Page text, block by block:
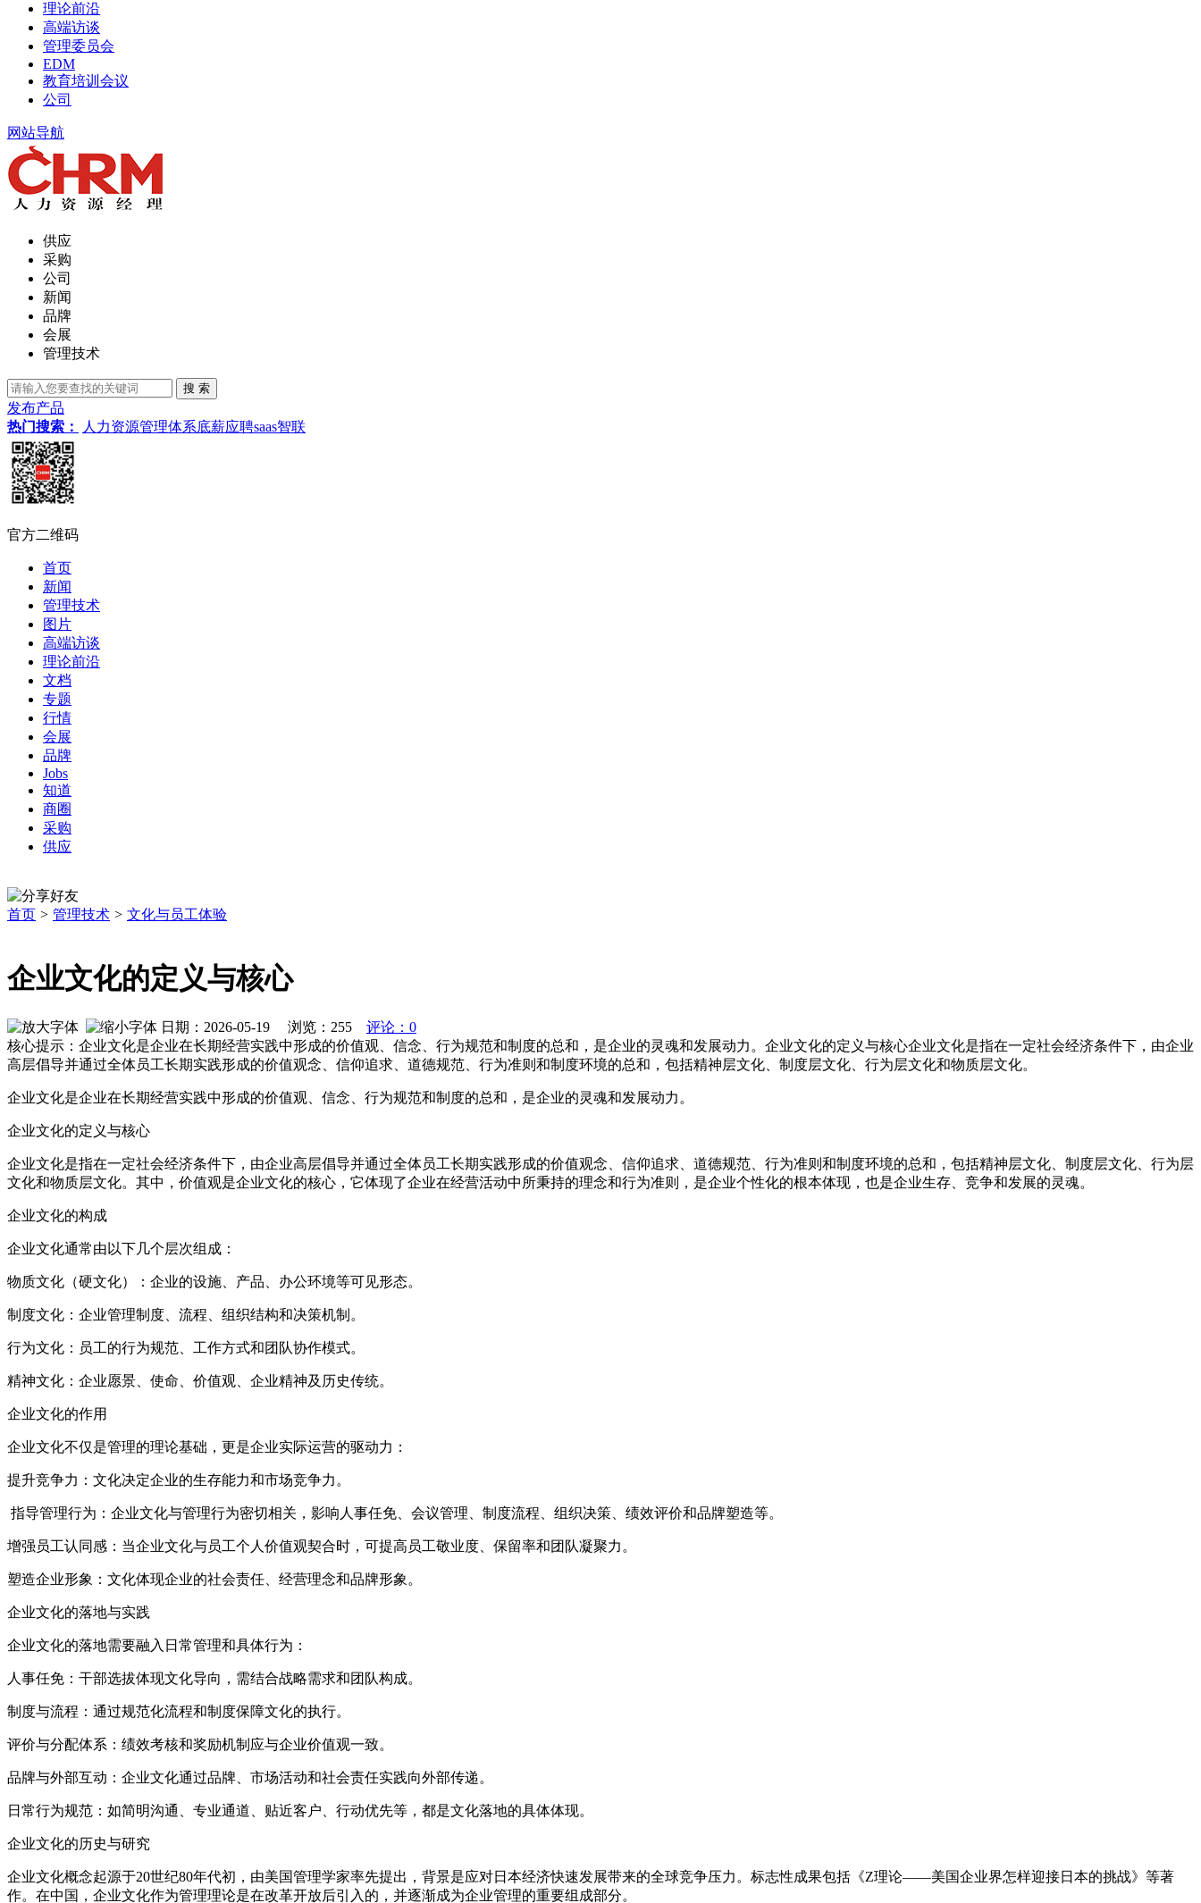
理论前沿
高端访谈
管理委员会
EDM
教育培训会议
公司
网站导航
供应
采购
公司
新闻
品牌
会展
管理技术
发布产品
热门搜索：
人力资源管理体系底薪应聘saas智联
官方二维码
首页
新闻
管理技术
图片
高端访谈
理论前沿
文档
专题
行情
会展
品牌
Jobs
知道
商圈
采购
供应
首页 > 管理技术 > 文化与员工体验
企业文化的定义与核心
日期：2026-05-19 浏览： 255
评论：0
核心提示：企业文化是企业在长期经营实践中形成的价值观、信念、行为规范和制度的总和，是企业的灵魂和发展动力。企业文化的定义与核心企业文化是指在一定社会经济条件下，由企业
高层倡导并通过全体员工长期实践形成的价值观念、信仰追求、道德规范、行为准则和制度环境的总和，包括精神层文化、制度层文化、行为层文化和物质层文化。
企业文化是企业在长期经营实践中形成的价值观、信念、行为规范和制度的总和，是企业的灵魂和发展动力。
企业文化的定义与核心
企业文化是指在一定社会经济条件下，由企业高层倡导并通过全体员工长期实践形成的价值观念、信仰追求、道德规范、行为准则和制度环境的总和，包括精神层文化、制度层文化、行为层
文化和物质层文化。其中，价值观是企业文化的核心，它体现了企业在经营活动中所秉持的理念和行为准则，是企业个性化的根本体现，也是企业生存、竞争和发展的灵魂。
企业文化的构成
企业文化通常由以下几个层次组成：
物质文化（硬文化）：企业的设施、产品、办公环境等可见形态。
制度文化：企业管理制度、流程、组织结构和决策机制。
行为文化：员工的行为规范、工作方式和团队协作模式。
精神文化：企业愿景、使命、价值观、企业精神及历史传统。
企业文化的作用
企业文化不仅是管理的理论基础，更是企业实际运营的驱动力：
提升竞争力：文化决定企业的生存能力和市场竞争力。
指导管理行为：企业文化与管理行为密切相关，影响人事任免、会议管理、制度流程、组织决策、绩效评价和品牌塑造等。
增强员工认同感：当企业文化与员工个人价值观契合时，可提高员工敬业度、保留率和团队凝聚力。
塑造企业形象：文化体现企业的社会责任、经营理念和品牌形象。
企业文化的落地与实践
企业文化的落地需要融入日常管理和具体行为：
人事任免：干部选拔体现文化导向，需结合战略需求和团队构成。
制度与流程：通过规范化流程和制度保障文化的执行。
评价与分配体系：绩效考核和奖励机制应与企业价值观一致。
品牌与外部互动：企业文化通过品牌、市场活动和社会责任实践向外部传递。
日常行为规范：如简明沟通、专业通道、贴近客户、行动优先等，都是文化落地的具体体现。
企业文化的历史与研究
企业文化概念起源于20世纪80年代初，由美国管理学家率先提出，背景是应对日本经济快速发展带来的全球竞争压力。标志性成果包括《Z理论——美国企业界怎样迎接日本的挑战》等著
作。在中国，企业文化作为管理理论是在改革开放后引入的，并逐渐成为企业管理的重要组成部分。